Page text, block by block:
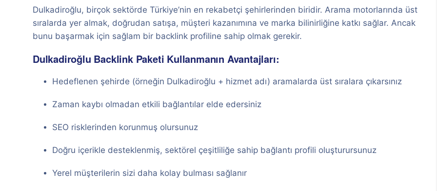
Dulkadiroğlu, birçok sektörde Türkiye’nin en rekabetçi şehirlerinden biridir. Arama motorlarında üst
sıralarda yer almak, doğrudan satışa, müşteri kazanımına ve marka bilinirliğine katkı sağlar. Ancak
bunu başarmak için sağlam bir backlink profiline sahip olmak gerekir.
Dulkadiroğlu Backlink Paketi Kullanmanın Avantajları:
Hedeflenen şehirde (örneğin Dulkadiroğlu + hizmet adı) aramalarda üst sıralara çıkarsınız
Zaman kaybı olmadan etkili bağlantılar elde edersiniz
SEO risklerinden korunmuş olursunuz
Doğru içerikle desteklenmiş, sektörel çeşitliliğe sahip bağlantı profili oluşturursunuz
Yerel müşterilerin sizi daha kolay bulması sağlanır